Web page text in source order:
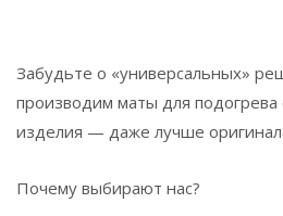
Забудьте о «универсальных»
производим маты для
изделия — даже лучше
Почему выбирают нас?